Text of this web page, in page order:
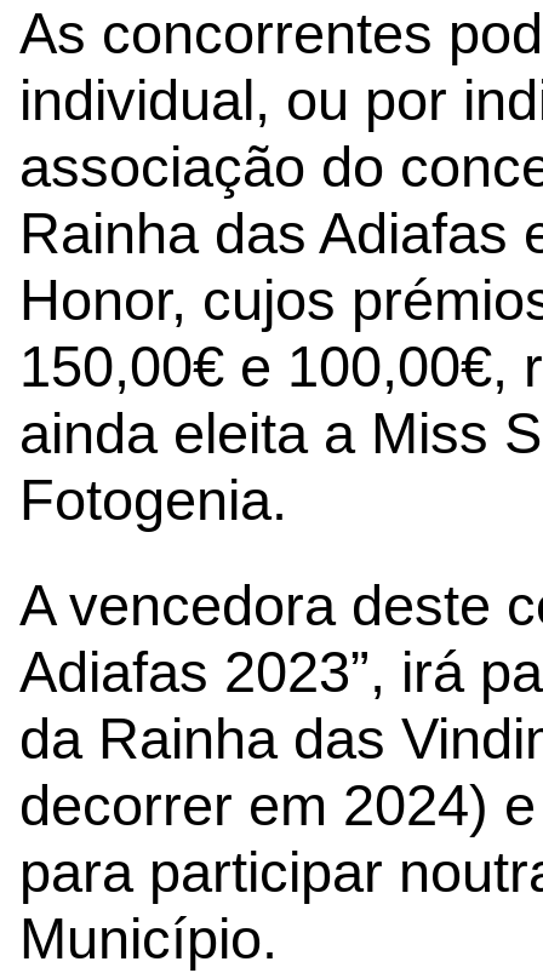
As concorrentes
individual, ou por
associação do
Rainha das Adiafas
Honor, cujos
150,00€ e 100,00€,
ainda eleita a Miss
Fotogenia.
A vencedora deste
Adiafas 2023”, irá
da Rainha das
decorrer em 2024)
para participar
Município.